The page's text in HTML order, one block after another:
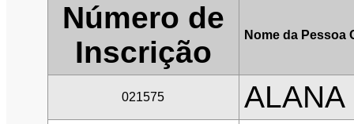
Número de
Inscrição
Nome da Pessoa
021575 ALANA